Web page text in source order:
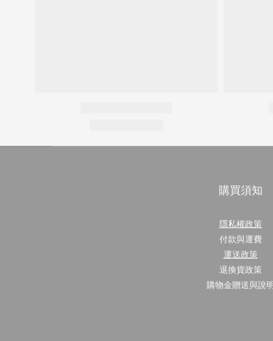
購買須知
隱私權政策
付款與運費
運送政策
退換貨政策
購物金贈送與說